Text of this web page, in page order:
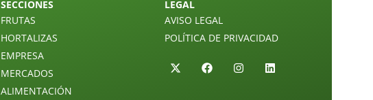
SECCIONES
FRUTAS
HORTALIZAS
EMPRESA
MERCADOS
ALIMENTACIÓN
LEGAL
AVISO LEGAL
POLÍTICA DE PRIVACIDAD